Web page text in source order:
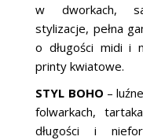
w dworkach,
stylizacje, pełna
o długości midi i
printy kwiatowe.
STYL BOHO –
folwarkach,
długości i